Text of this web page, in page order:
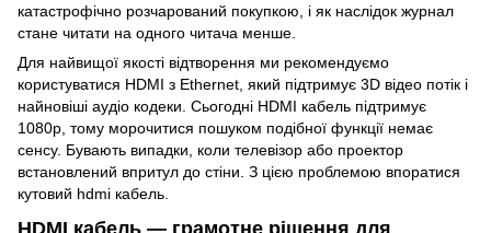
катастрофічно розчарований покупкою, і як наслідок журнал
стане читати на одного читача менше.
Для найвищої якості відтворення ми рекомендуємо
користуватися HDMI з Ethernet, який підтримує 3D відео потік і
найновіші аудіо кодеки. Сьогодні HDMI кабель підтримує
1080p, тому морочитися пошуком подібної функції немає
сенсу. Бувають випадки, коли телевізор або проектор
встановлений впритул до стіни. З цією проблемою впоратися
кутовий hdmi кабель.
HDMI кабель — грамотне рішення для